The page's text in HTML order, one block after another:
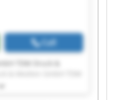
Call
Druck & Medien